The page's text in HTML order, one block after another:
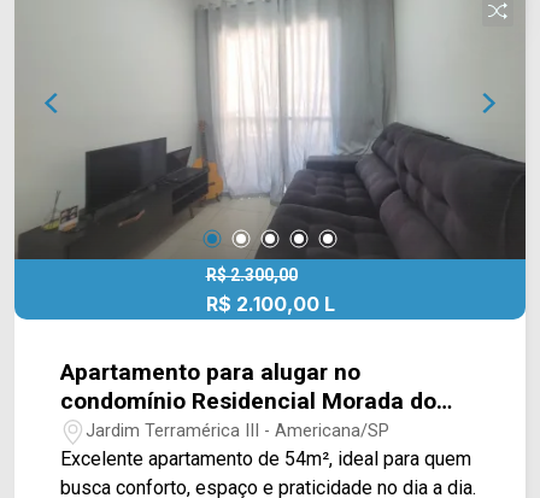
e Telefone: (19) 3475-4546 ARBIX IMÓVEIS -
Presente em cada mudança!
R$ 2.300,00
R$ 2.100,00 L
Apartamento para alugar no
condomínio Residencial Morada do
Porto em Americana/SP
Jardim Terramérica III - Americana/SP
Excelente apartamento de 54m², ideal para quem
busca conforto, espaço e praticidade no dia a dia.